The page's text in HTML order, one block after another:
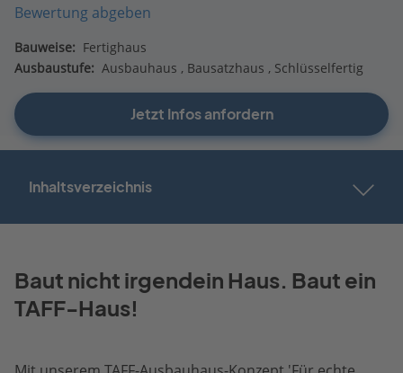
Bewertung abgeben
Bauweise: Fertighaus
Ausbaustufe: Ausbauhaus Bausatzhaus Schlüsselfertig
Jetzt Infos anfordern
Inhaltsverzeichnis
Baut nicht irgendein Haus. Baut ein
TAFF-Haus!